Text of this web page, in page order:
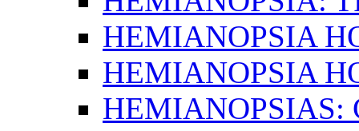
HEMIANOPSIA
HEMIANOPSIA
HEMIANOPSIAS: